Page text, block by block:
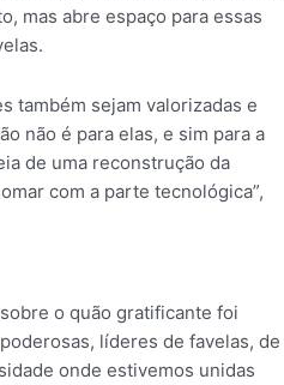
mas abre espaço para essas
também sejam valorizadas e
não é para elas, e sim para a
de uma reconstrução da
com a parte tecnológica”,
o quão gratificante foi
líderes de favelas, de
onde estivemos unidas